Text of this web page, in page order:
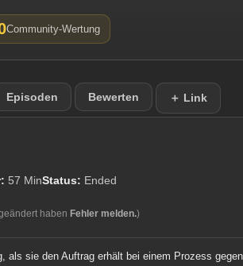
Community-Wertung
Episoden Bewerten ＋ Link
57 MinStatus: Ended
haben Fehler melden.)
als sie den Auftrag erhält bei einem Prozess